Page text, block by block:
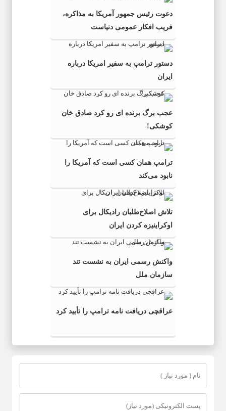
دعوت رئیس جمهور آمریکا به مذاکره،
فریب افکار عمومی دنیاست
دستور ترامپ به سفیر امریکا درباره
ایران
عجب برگ برنده ای رو کرد صادق خان
کوشکی!
ترامپ همان‌ کسی است که آمریکا را
نابود می‌کند
تلاش اصلاح‌طلبان رادیکال برای
اوکراینیزه کردن ایران
واکنش رسمی ایران به نشست تند
سازمان ملل
عراقچی دریافت نامه ترامپ را تأیید کرد